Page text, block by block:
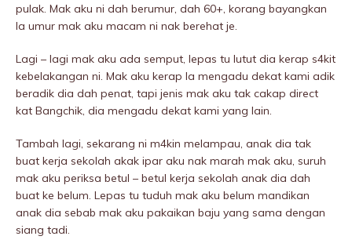
pulak. Mak aku ni dah berumur, dah 60+, korang bayangkan
la umur mak aku macam ni nak berehat je.
Lagi – lagi mak aku ada semput, lepas tu lutut dia kerap s4kit
kebelakangan ni. Mak aku kerap la mengadu dekat kami adik
beradik dia dah penat, tapi jenis mak aku tak cakap direct
kat Bangchik, dia mengadu dekat kami yang lain.
Tambah lagi, sekarang ni m4kin meIampau, anak dia tak
buat kerja sekolah akak ipar aku nak marah mak aku, suruh
mak aku periksa betul – betul kerja sekolah anak dia dah
buat ke belum. Lepas tu tuduh mak aku belum mandikan
anak dia sebab mak aku pakaikan baju yang sama dengan
siang tadi.